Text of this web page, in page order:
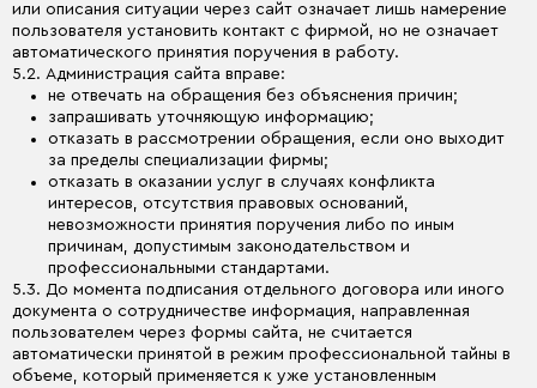
или описания ситуации через сайт означает лишь намерение
пользователя установить контакт с фирмой, но не означает
автоматического принятия поручения в работу.
5.2. Администрация сайта вправе:
не отвечать на обращения без объяснения причин;
запрашивать уточняющую информацию;
отказать в рассмотрении обращения, если оно выходит
за пределы специализации фирмы;
отказать в оказании услуг в случаях конфликта
интересов, отсутствия правовых оснований,
невозможности принятия поручения либо по иным
причинам, допустимым законодательством и
профессиональными стандартами.
5.3. До момента подписания отдельного договора или иного
документа о сотрудничестве информация, направленная
пользователем через формы сайта, не считается
автоматически принятой в режим профессиональной тайны в
объеме, который применяется к уже установленным